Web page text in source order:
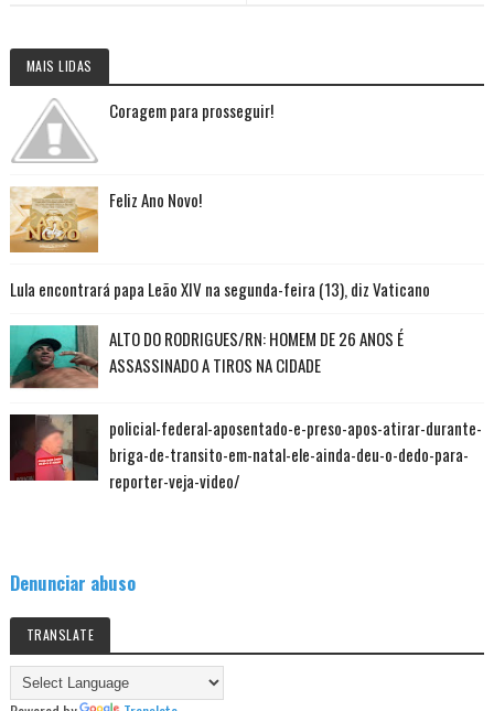
MAIS LIDAS
Coragem para prosseguir!
Feliz Ano Novo!
Lula encontrará papa Leão XIV na segunda-feira (13), diz Vaticano
ALTO DO RODRIGUES/RN: HOMEM DE 26 ANOS É
ASSASSINADO A TIROS NA CIDADE
policial-federal-aposentado-e-preso-apos-atirar-durante-
briga-de-transito-em-natal-ele-ainda-deu-o-dedo-para-
reporter-veja-video/
Denunciar abuso
TRANSLATE